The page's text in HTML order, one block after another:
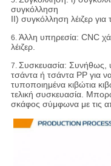
συγκόλληση
ΙΙ) συγκόλληση λέιζερ
6. Άλλη υπηρεσία: CNC
λέιζερ.
7. Συσκευασία: Συνήθως,
τσάντα ή τσάντα PP για
τυποποιημένα κιβώτια
τελική συσκευασία.
σκάφος σύμφωνα με τις